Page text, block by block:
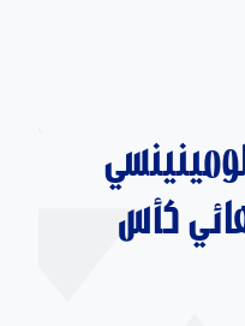
كأس